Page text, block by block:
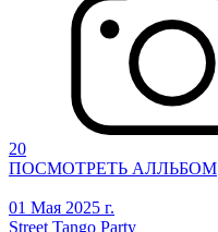
20
ПОСМОТРЕТЬ АЛЛЬБОМ
01 Мая 2025 г.
Street Tango Party